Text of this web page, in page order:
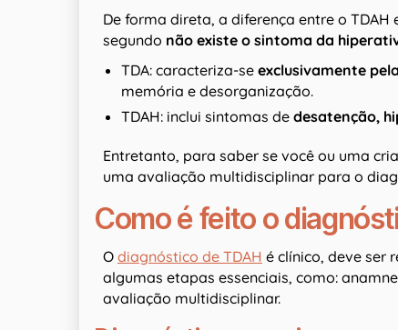
De forma direta, a diferença entre o TDAH
segundo não existe o sintoma da
TDA: caracteriza-se exclusivamente pela
memória e desorganização.
TDAH: inclui sintomas de desatenção,
Entretanto, para saber se você ou uma
uma avaliação multidisciplinar para o
Como é feito o
O diagnóstico de TDAH é clínico, deve ser
algumas etapas essenciais, como:
avaliação multidisciplinar.